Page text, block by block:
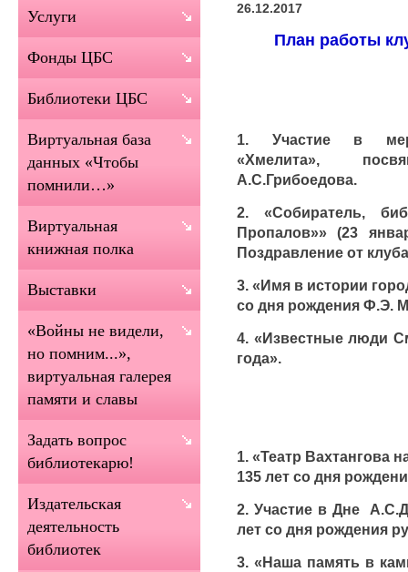
26.12.2017
План работы
1. Участие в
«Хмелита»,
А.С.Грибоедова.
2. «Собиратель,
Пропалов»» (23
Поздравление от
3. «Имя в истории
со дня рождения Ф.Э.
4. «Известные люди
года».
1. «Театр Вахтангова
135 лет со дня
2. Участие в Дне
лет со дня рождения
3. «Наша память в
Услуги
Фонды ЦБС
Библиотеки ЦБС
Виртуальная база
данных «Чтобы
помнили…»
Виртуальная
книжная полка
Выставки
«Войны не видели,
но помним...»,
виртуальная галерея
памяти и славы
Задать вопрос
библиотекарю!
Издательская
деятельность
библиотек